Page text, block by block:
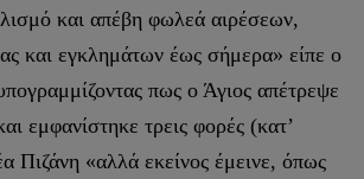
και απέβη φωλεά αιρέσεων,
και εγκλημάτων έως σήμερα» είπε ο
πως ο Άγιος απέτρεψε
εμφανίστηκε τρεις φορές (κατ’
Πιζάνη «αλλά εκείνος έμεινε, όπως